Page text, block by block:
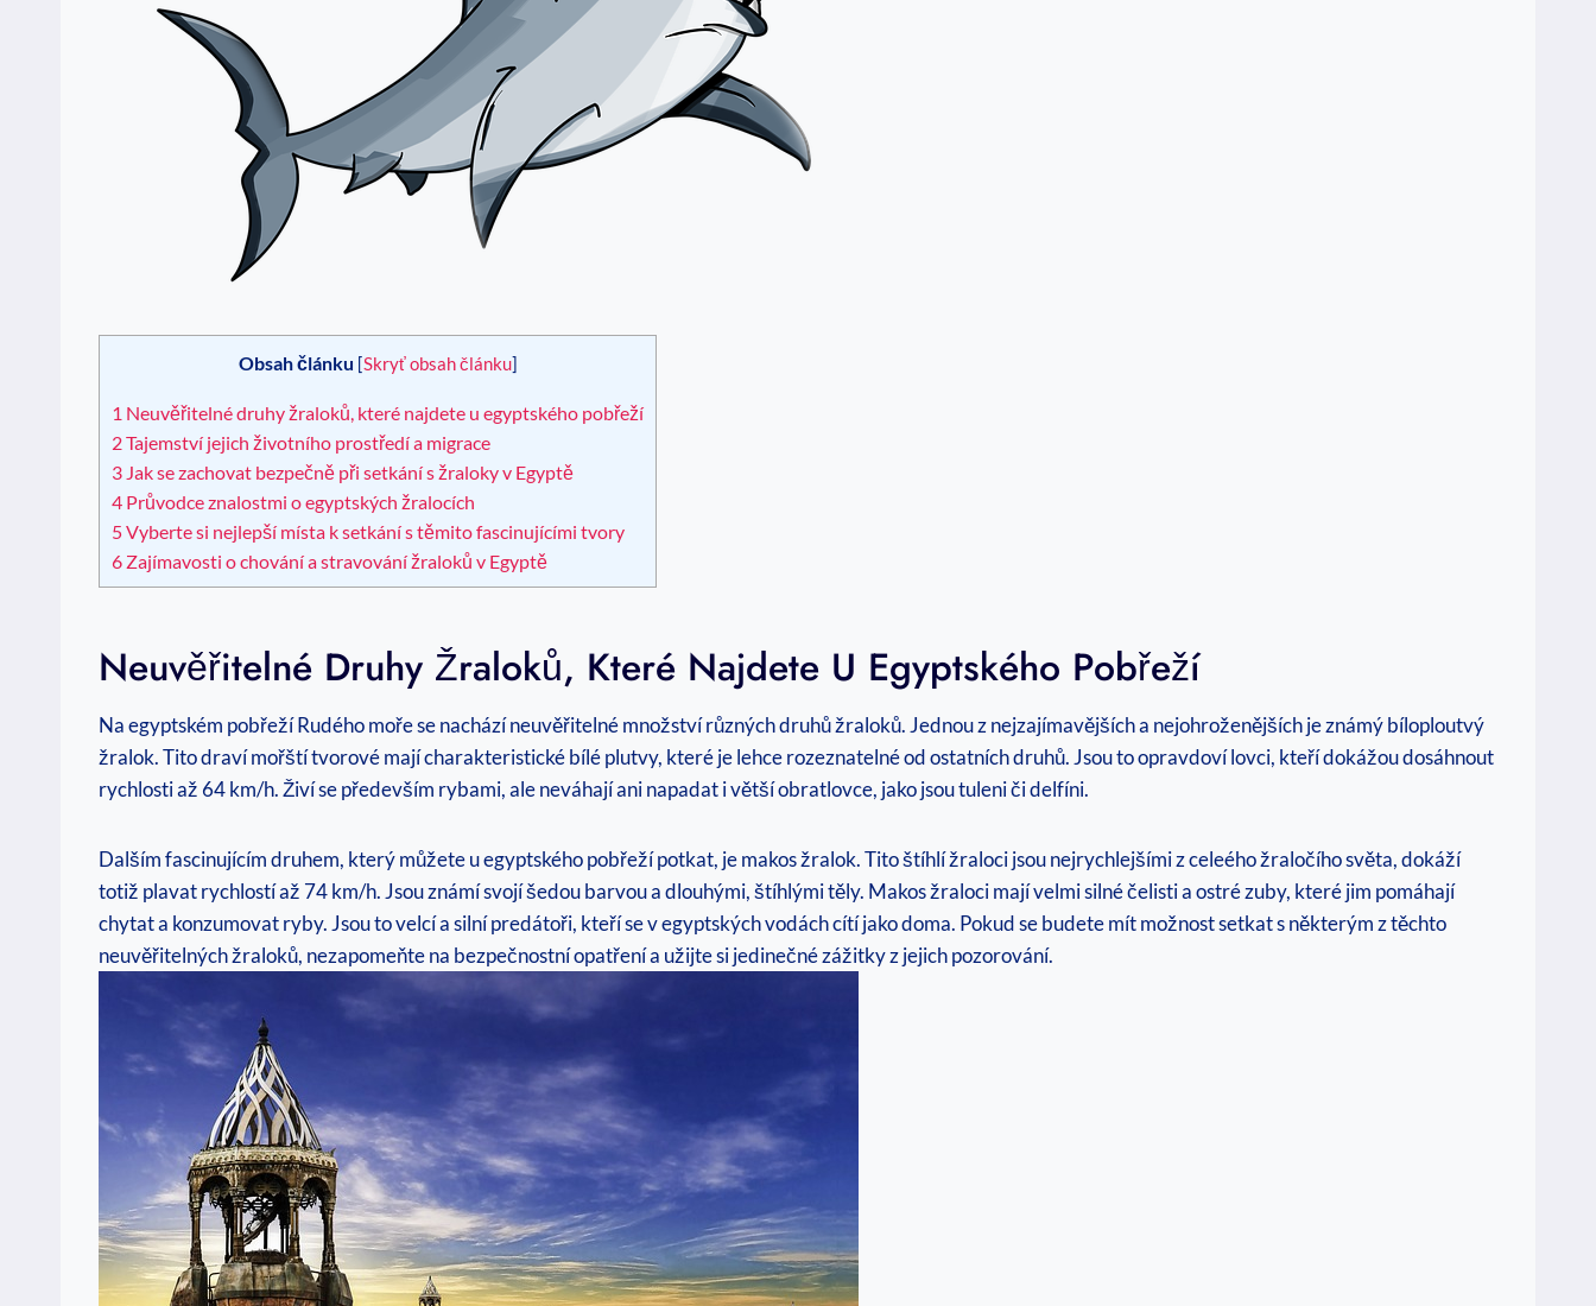
Obsah článku [Skryť obsah článku]
1 Neuvěřitelné druhy žraloků, které najdete u egyptského pobřeží
2Tajemství jejich životního prostředí a migrace
3 Jak se zachovat bezpečně při setkání s žraloky v Egyptě
4 Průvodce znalostmi o egyptských žralocích
5Vyberte si nejlepší místa k setkání s těmito fascinujícími tvory
6 Zajímavosti o chování a stravování žraloků v Egyptě
Neuvěřitelné Druhy Žraloků, Které Najdete U Egyptského Pobřeží
Na egyptském pobřeží Rudého moře se nachází neuvěřitelné množství různých druhů žraloků. Jednou z nejzajímavějších a nejohroženějších je známý bíloploutvý
žralok. Tito draví mořští tvorové mají charakteristické bílé plutvy, které je lehce rozeznatelné od ostatních druhů. Jsou to opravdoví lovci, kteří dokážou dosáhnout
rychlosti až 64 km/h. Živí se především rybami, ale neváhají ani napadat i větší obratlovce, jako jsou tuleni či delfíni.
Dalším fascinujícím druhem, který můžete u egyptského pobřeží potkat, je makos žralok. Tito štíhlí žraloci jsou nejrychlejšími z celeého žraločího světa, dokáží
totiž plavat rychlostí až 74 km/h. Jsou známí svojí šedou barvou a dlouhými, štíhlými těly. Makos žraloci mají velmi silné čelisti a ostré zuby, které jim pomáhají
chytat a konzumovat ryby. Jsou to velcí a silní predátoři, kteří se v egyptských vodách cítí jako doma. Pokud se budete mít možnost setkat s některým z těchto
neuvěřitelných žraloků, nezapomeňte na bezpečnostní opatření a užijte si jedinečné zážitky z jejich pozorování.